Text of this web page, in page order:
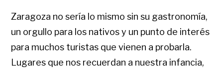
Zaragoza no sería lo mismo sin su gastronomía,
un orgullo para los nativos y un punto de interés
para muchos turistas que vienen a probarla.
Lugares que nos recuerdan a nuestra infancia,